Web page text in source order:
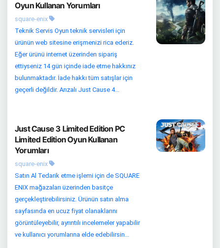
Oyun Kullanan Yorumları
square-enix
Teknik Servis Oyun teknik servisleri için
ürünün web sitesine erişmenizi rica ederiz.
Eğer ürünü internet üzerinden sipariş
ettiyseniz 14 gün içinde iade etme hakkınız
bulunmaktadır. İade hakkı tüm satışlar için
geçerli değildir. Arızalı Just Cause 4...
Just Cause 3 Limited Edition PC
Limited Edition Oyun Kullanan
Yorumları
square-enix
Satın Al Tedarik etme işlemi için de SQUARE
ENIX mağazaları üzerinden basitçe
gerçekleştirebilirsiniz. Ürünün satın alma
sayfasında en ucuz fiyat olanaklarını
görüntüleyebilir, ayrıntılı incelemeler yapabilir
ve kullanıcı yorumlarına elde edebilirsin...